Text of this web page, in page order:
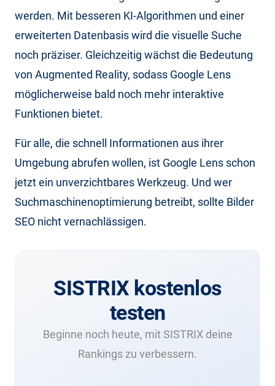
werden. Mit besseren KI-Algorithmen und einer
erweiterten Datenbasis wird die visuelle Suche
noch präziser. Gleichzeitig wächst die Bedeutung
von Augmented Reality, sodass Google Lens
möglicherweise bald noch mehr interaktive
Funktionen bietet.
Für alle, die schnell Informationen aus ihrer
Umgebung abrufen wollen, ist Google Lens schon
jetzt ein unverzichtbares Werkzeug. Und wer
Suchmaschinenoptimierung betreibt, sollte Bilder
SEO nicht vernachlässigen.
SISTRIX kostenlos
testen
Beginne noch heute, mit SISTRIX deine
Rankings zu verbessern.